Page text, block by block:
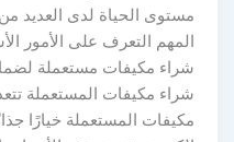
مستوى الحياة لدى العديد
المهم التعرف على الأمور
شراء مكيفات مستعملة
شراء مكيفات المستعملة
مكيفات المستعملة خيارًا